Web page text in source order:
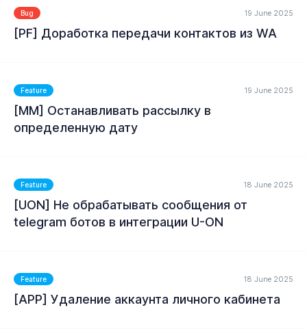
MORE
Bug 19 June 2025
[PF] Доработка передачи контактов из WA
Feature 19 June 2025
[MM] Останавливать рассылку в
определенную дату
Feature 18 June 2025
[UON] Не обрабатывать сообщения от
telegram ботов в интеграции U-ON
Feature 18 June 2025
[APP] Удаление аккаунта личного кабинета